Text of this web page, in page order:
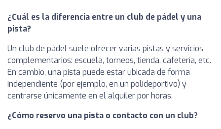
¿Cuál es la diferencia entre un club de pádel y una
pista?
Un club de pádel suele ofrecer varias pistas y servicios
complementarios: escuela, torneos, tienda, cafetería, etc.
En cambio, una pista puede estar ubicada de forma
independiente (por ejemplo, en un polideportivo) y
centrarse únicamente en el alquiler por horas.
¿Cómo reservo una pista o contacto con un club?